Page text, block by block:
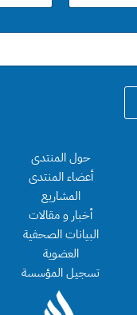
حول المنتدى
أعضاء المنتدى
المشاريع
أخبار و مقالات
البيانات الصحفية
العضوية
تسجيل المؤسسة